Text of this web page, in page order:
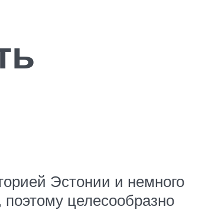
Эстонии и немного
поэтому целесообразно